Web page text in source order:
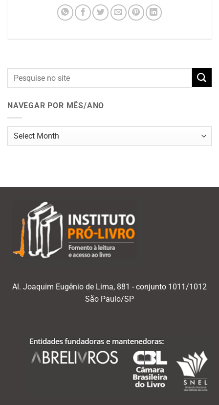
NAVEGAR POR MÊS/ANO
Navegar
Al. Joaquim Eugênio de Lima, 881 - conjunto 1011/1012
São Paulo/SP